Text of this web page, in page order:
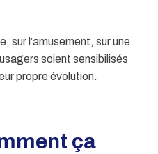
sur l’amusement, sur une
soient sensibilisés
propre évolution.
ça